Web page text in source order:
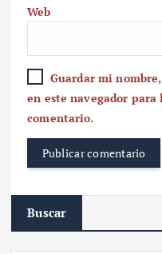
Web
Guardar mi
en este navegador
comentario.
Buscar